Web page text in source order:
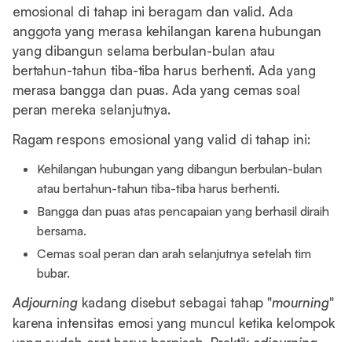
emosional di tahap ini beragam dan valid. Ada
anggota yang merasa kehilangan karena hubungan
yang dibangun selama berbulan-bulan atau
bertahun-tahun tiba-tiba harus berhenti. Ada yang
merasa bangga dan puas. Ada yang cemas soal
peran mereka selanjutnya.
Ragam respons emosional yang valid di tahap ini:
Kehilangan hubungan yang dibangun berbulan-bulan
atau bertahun-tahun tiba-tiba harus berhenti.
Bangga dan puas atas pencapaian yang berhasil diraih
bersama.
Cemas soal peran dan arah selanjutnya setelah tim
bubar.
Adjourning kadang disebut sebagai tahap "mourning"
karena intensitas emosi yang muncul ketika kelompok